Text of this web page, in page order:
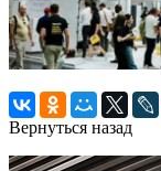
Вернуться назад